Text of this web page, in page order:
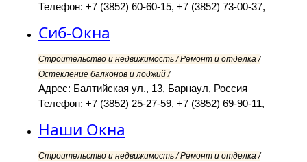
Телефон: +7 (3852) 60-60-15, +7 (3852) 73-00-37,
Сиб-Окна
Строительство и недвижимость / Ремонт и отделка /
Остекление балконов и лоджий /
Адрес: Балтийская ул., 13, Барнаул, Россия
Телефон: +7 (3852) 25-27-59, +7 (3852) 69-90-11,
Наши Окна
Строительство и недвижимость / Ремонт и отделка /